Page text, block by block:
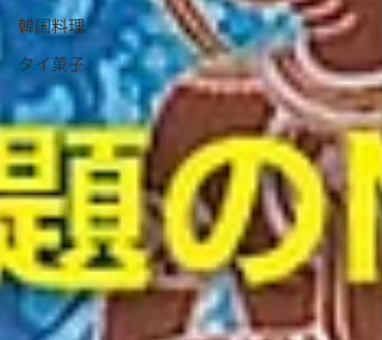
韓国料理
タイ菓子